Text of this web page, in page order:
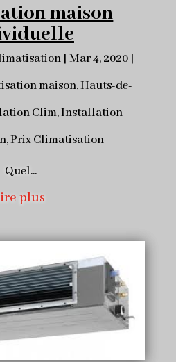
maison
|Mar 4, 2020
maison,Hauts-de-
Clim,Installation
,Prix Climatisation
Quel...
plus